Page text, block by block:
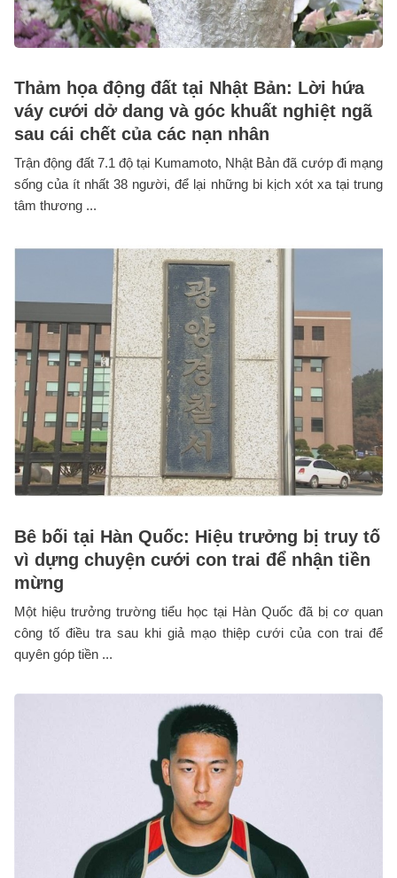
Thảm họa động đất tại Nhật Bản: Lời hứa
váy cưới dở dang và góc khuất nghiệt ngã
sau cái chết của các nạn nhân
Trận động đất 7.1 độ tại Kumamoto, Nhật Bản đã cướp đi mạng
sống của ít nhất 38 người, để lại những bi kịch xót xa tại trung
tâm thương ...
Bê bối tại Hàn Quốc: Hiệu trưởng bị truy tố
vì dựng chuyện cưới con trai để nhận tiền
mừng
Một hiệu trưởng trường tiểu học tại Hàn Quốc đã bị cơ quan
công tố điều tra sau khi giả mạo thiệp cưới của con trai để
quyên góp tiền ...